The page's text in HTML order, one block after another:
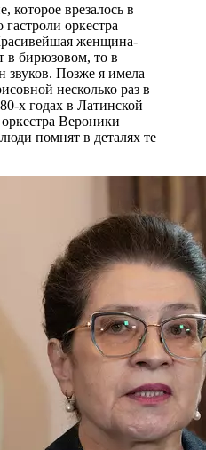
которое врезалось в
оркестра
женщина-
в бирюзовом, то в
звуков. Позже я имела
несколько раз в
х годах в Латинской
Вероники
помнят в деталях те